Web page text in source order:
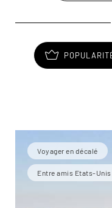
Voyager en décalé
Entre amis Etats-Unis